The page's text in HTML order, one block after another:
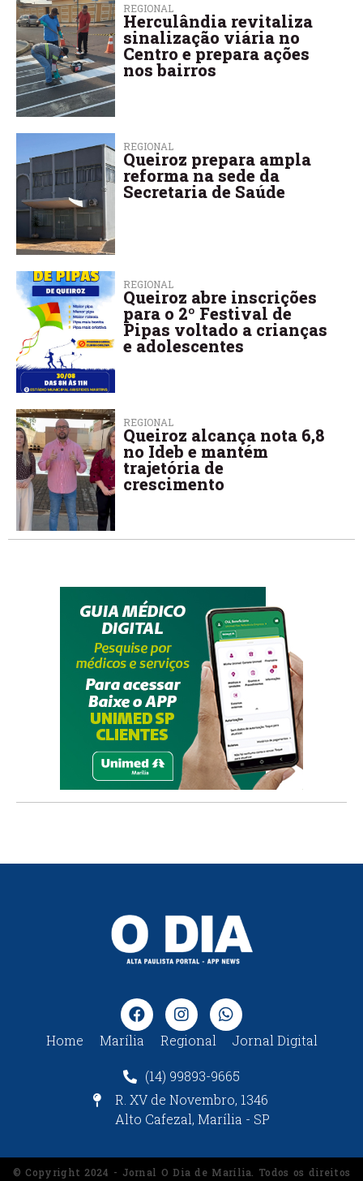
REGIONAL
Herculândia revitaliza
sinalização viária no
Centro e prepara ações
nos bairros
REGIONAL
Queiroz prepara ampla
reforma na sede da
Secretaria de Saúde
REGIONAL
Queiroz abre inscrições
para o 2º Festival de
Pipas voltado a crianças
e adolescentes
REGIONAL
Queiroz alcança nota 6,8
no Ideb e mantém
trajetória de
crescimento
Home Marília Regional Jornal Digital
(14) 99893-9665
R. XV de Novembro, 1346
Alto Cafezal, Marília - SP
© Copyright 2024 - Jornal O Dia de Marília. Todos os direitos